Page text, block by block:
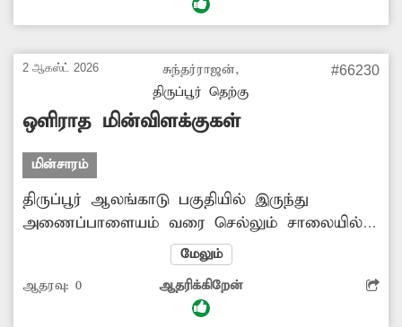
ஏற்பட்டுள்ளது. எனவே, இந்த சேதமான
வேண்டும் என்பது இப்பகுதி மக்களின்
எதிர்பார்ப்பாக உள்ளது.
2 ஆகஸ்ட் 2026
சுந்தர்ராஜன்,
திருப்பூர் தெற்கு
#66230
ஒளிராத மின்விளக்குகள்
மின்சாரம்
திருப்பூர் ஆலங்காடு பகுதியில் இருந்து
அணைப்பாளையம் வரை செல்லும் சாலையில்
உள்ள மின்விளக்குகள் எரியவில்லை. இதனால்
இரவு நேரத்தில இருள் சூழ்ந்து காணப்படுவதால்
பொதுமக்களுக்கு பாதுகாப்பற்ற சூழ்நிலை
காணப்படுகிறது. எனவே மாநகராட்சி நிர்வாகம்
மேலும்
ஆதரவு: 0 ஆதரிக்கிறேன்